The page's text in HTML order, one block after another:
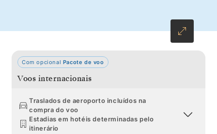
Com opcional Pacote de voo
Voos internacionais
Traslados de aeroporto incluídos na
compra do voo
Estadias em hotéis determinadas pelo
itinerário